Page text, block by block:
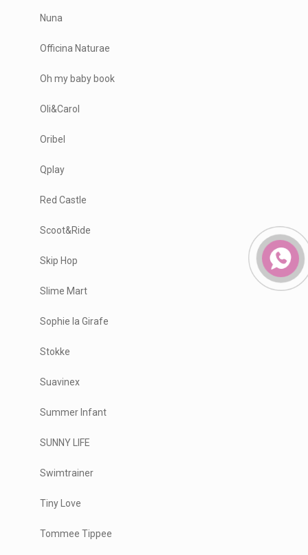
Nuna
Officina Naturae
Oh my baby book
Oli&Carol
Oribel
Qplay
Red Castle
Scoot&Ride
Skip Hop
Slime Mart
Sophie la Girafe
Stokke
Suavinex
Summer Infant
SUNNY LIFE
Swimtrainer
Tiny Love
Tommee Tippee